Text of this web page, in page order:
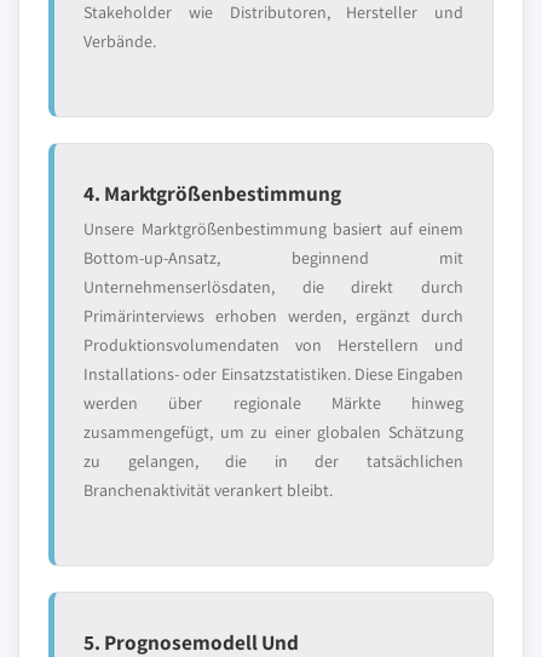
Stakeholder wie Distributoren, Hersteller und
Verbände.
4. Marktgrößenbestimmung
Unsere Marktgrößenbestimmung basiert auf einem
Bottom-up-Ansatz, beginnend mit
Unternehmenserlösdaten, die direkt durch
Primärinterviews erhoben werden, ergänzt durch
Produktionsvolumendaten von Herstellern und
Installations- oder Einsatzstatistiken. Diese Eingaben
werden über regionale Märkte hinweg
zusammengefügt, um zu einer globalen Schätzung
zu gelangen, die in der tatsächlichen
Branchenaktivität verankert bleibt.
5. Prognosemodell Und